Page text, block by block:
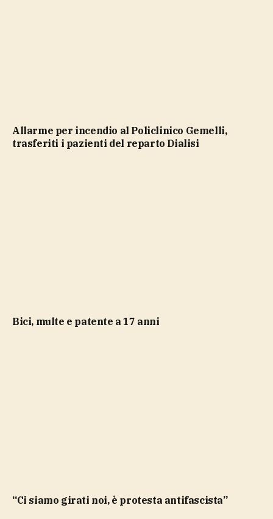
Allarme per incendio al Policlinico Gemelli,
trasferiti i pazienti del reparto Dialisi
bici, multe e patente a 17 anni
“Ci siamo girati noi, è protesta antifascista”